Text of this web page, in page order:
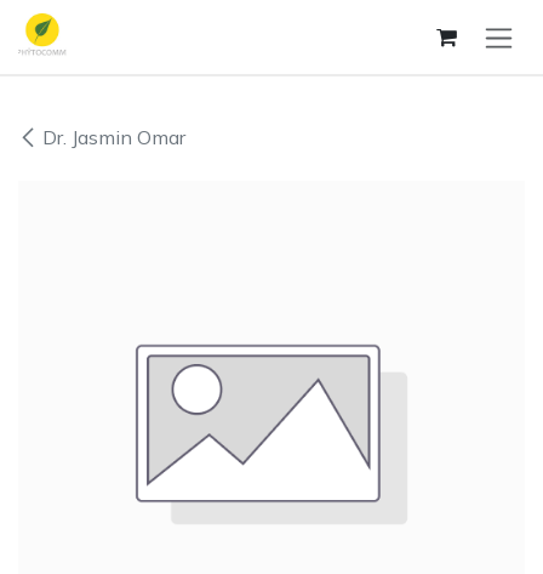
Se rendre au contenu
Dr. Jasmin Omar